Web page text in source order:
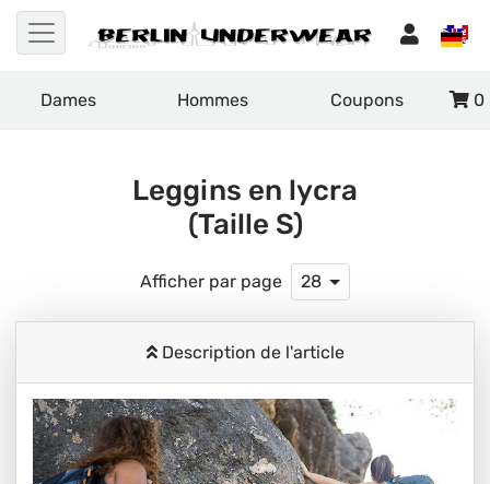
Dames Hommes Coupons 0
Leggins en lycra
(Taille S)
Afficher par page 28
Description de l'article